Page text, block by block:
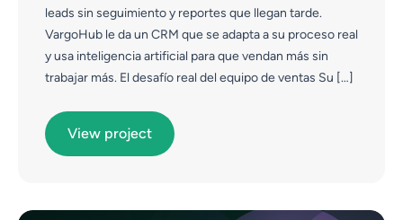
leads sin seguimiento y reportes que llegan tarde.
VargoHub le da un CRM que se adapta a su proceso real
y usa inteligencia artificial para que vendan más sin
trabajar más. El desafío real del equipo de ventas Su […]
View project